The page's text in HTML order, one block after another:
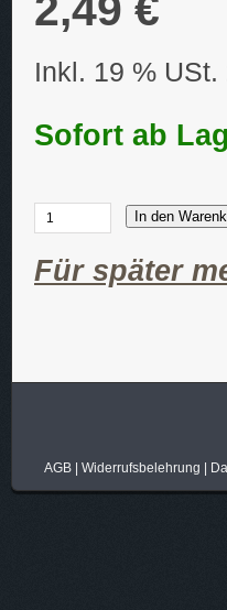
Inkl. 19 % USt.
Sofort ab
In den
Für später
AGB| Widerrufsbelehrung